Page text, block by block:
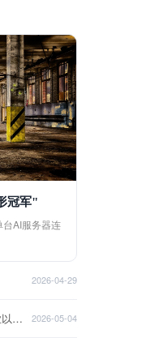
冠军"
AI服务器连
2026-04-29
连接器标准更新：IEC 63171-7正式发布规范工业以太网接口 2026-05-04